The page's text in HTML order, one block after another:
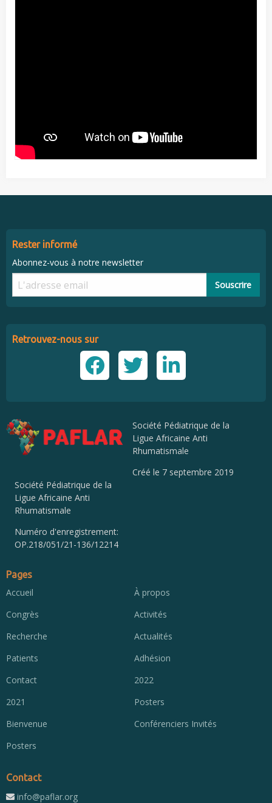
Rester informé
Abonnez-vous à notre newsletter
Souscrire
Retrouvez-nous sur
Société Pédiatrique de la
Ligue Africaine Anti
Rhumatismale
Créé le 7 septembre 2019
Société Pédiatrique de la
Ligue Africaine Anti
Rhumatismale
Numéro d'enregistrement:
OP.218/051/21-136/12214
Pages
Accueil
À propos
Congrès
Activités
Recherche
Actualités
Patients
Adhésion
Contact
2022
2021
Posters
Bienvenue
Conférenciers Invités
Posters
Contact
info@paflar.org